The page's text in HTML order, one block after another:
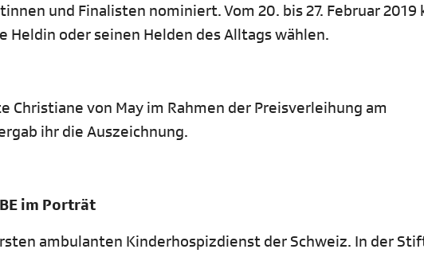
und Finalisten nominiert. Vom 20. bis 27. Februar 2019
Heldin oder seinen Helden des Alltags wählen.
von May im Rahmen der Preisverleihung am
ihr die Auszeichnung.
im Porträt
ambulanten Kinderhospizdienst der Schweiz. In der